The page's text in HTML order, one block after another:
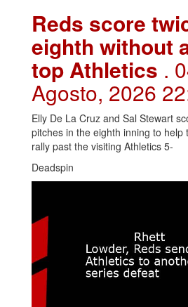
Reds score
eighth without
top Athletics .
Agosto, 2026
Elly De La Cruz and Sal Stewart
pitches in the eighth inning to help
rally past the visiting Athletics 5-
Deadspin